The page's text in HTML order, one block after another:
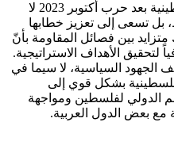
يجب أن نلاحظ أنّ المقاومة الفلسطينية بعد حرب أكتوبر 2023 لا
تسعى إلى تعزيز خطابها
بين فصائل المقاومة بأنّ
لتحقيق الأهداف الاستراتيجية.
الجهود السياسية، لا سيما في
بشكل قوي إلى
الدولي لفلسطين ومواجهة
مع بعض الدول العربية.